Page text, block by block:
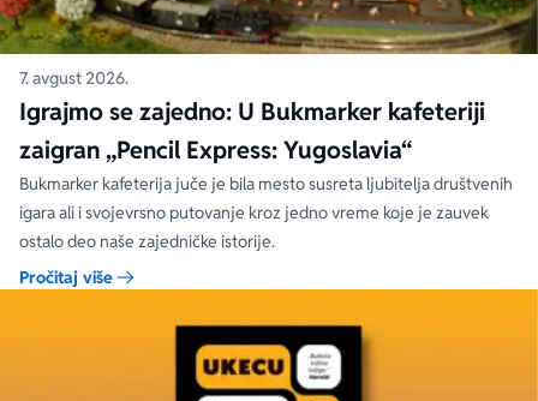
7. avgust 2026.
Igrajmo se zajedno: U Bukmarker kafeteriji
zaigran „Pencil Express: Yugoslavia“
Bukmarker kafeterija juče je bila mesto susreta ljubitelja društvenih
igara ali i svojevrsno putovanje kroz jedno vreme koje je zauvek
ostalo deo naše zajedničke istorije.
Pročitaj više